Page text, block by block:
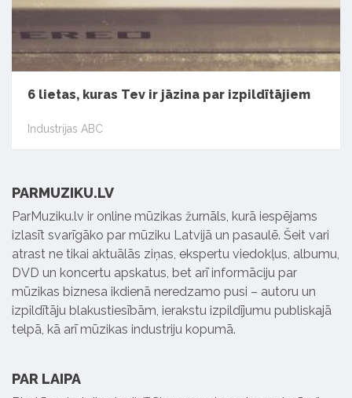
6 lietas, kuras Tev ir jāzina par izpildītājiem
Industrijas ABC
PARMUZIKU.LV
ParMuziku.lv ir online mūzikas žurnāls, kurā iespējams
izlasīt svarīgāko par mūziku Latvijā un pasaulē. Šeit vari
atrast ne tikai aktuālās ziņas, ekspertu viedokļus, albumu,
DVD un koncertu apskatus, bet arī informāciju par
mūzikas biznesa ikdienā neredzamo pusi – autoru un
izpildītāju blakustiesībām, ierakstu izpildījumu publiskajā
telpā, kā arī mūzikas industriju kopumā.
PAR LAIPA